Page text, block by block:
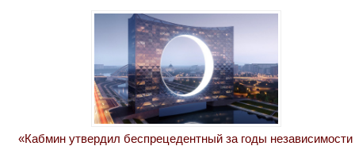
«Кабмин утвердил беспрецедентный за годы независимости